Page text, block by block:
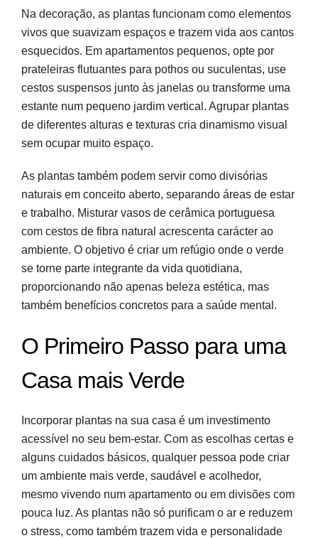
Na decoração, as plantas funcionam como elementos
vivos que suavizam espaços e trazem vida aos cantos
esquecidos. Em apartamentos pequenos, opte por
prateleiras flutuantes para pothos ou suculentas, use
cestos suspensos junto às janelas ou transforme uma
estante num pequeno jardim vertical. Agrupar plantas
de diferentes alturas e texturas cria dinamismo visual
sem ocupar muito espaço.
As plantas também podem servir como divisórias
naturais em conceito aberto, separando áreas de estar
e trabalho. Misturar vasos de cerâmica portuguesa
com cestos de fibra natural acrescenta carácter ao
ambiente. O objetivo é criar um refúgio onde o verde
se torne parte integrante da vida quotidiana,
proporcionando não apenas beleza estética, mas
também benefícios concretos para a saúde mental.
O Primeiro Passo para uma
Casa mais Verde
Incorporar plantas na sua casa é um investimento
acessível no seu bem-estar. Com as escolhas certas e
alguns cuidados básicos, qualquer pessoa pode criar
um ambiente mais verde, saudável e acolhedor,
mesmo vivendo num apartamento ou em divisões com
pouca luz. As plantas não só purificam o ar e reduzem
o stress, como também trazem vida e personalidade